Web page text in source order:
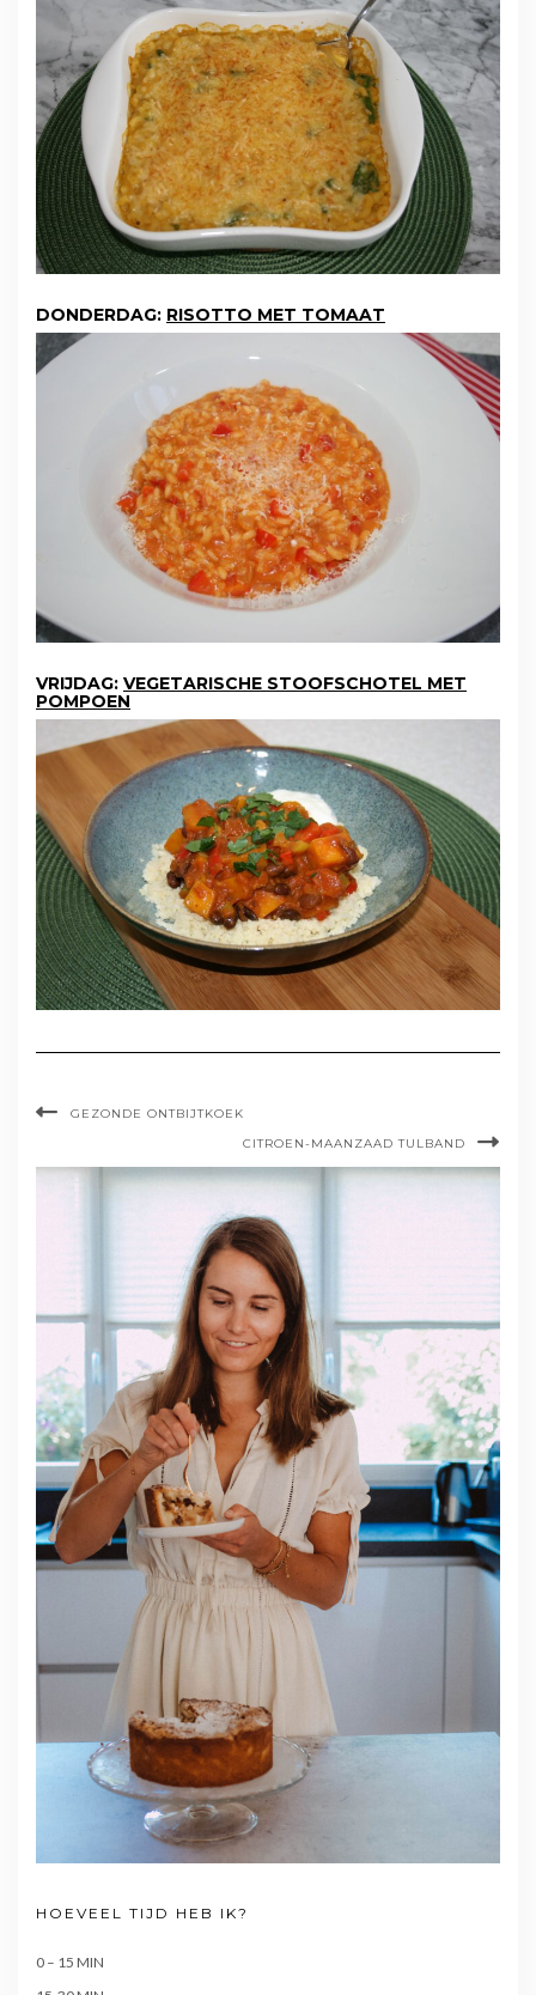
DONDERDAG: RISOTTO MET TOMAAT
VRIJDAG: VEGETARISCHE STOOFSCHOTEL MET
POMPOEN
GEZONDE ONTBIJTKOEK
CITROEN-MAANZAAD TULBAND
HOEVEEL TIJD HEB IK?
0 – 15 MIN